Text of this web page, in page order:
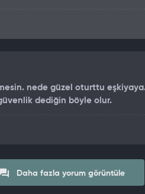
nede güzel oturttu
dediğin böyle olur.
Daha fazla yorum görüntüle